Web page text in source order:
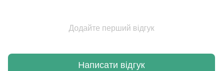
Додайте перший відгук
Написати відгук